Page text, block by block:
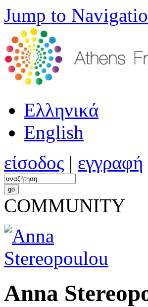
Jump to
Ελληνικά
English
είσοδος | εγγραφή
COMMUNITY
Anna